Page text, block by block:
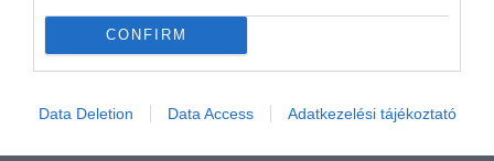
CONFIRM
Data Deletion Data Access Adatkezelési tájékoztató